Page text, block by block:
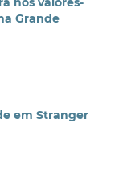
Grande
em Stranger